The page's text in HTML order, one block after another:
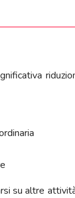
su altre